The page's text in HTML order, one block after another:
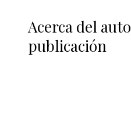
Acerca del
publicación